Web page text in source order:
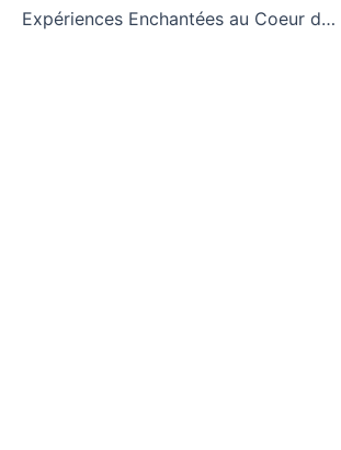
Expériences Enchantées au Coeur de Win Vegas Plus